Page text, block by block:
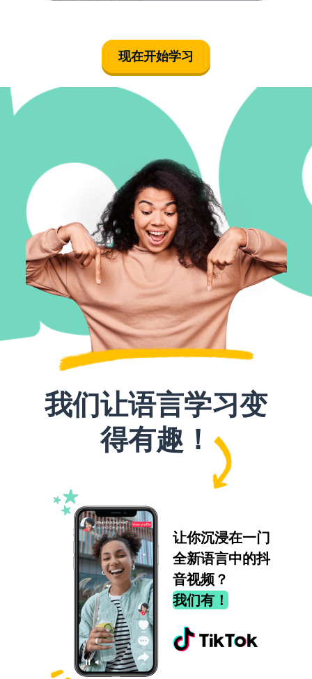
现在开始学习
我们让语言学习变
得有趣！
让你沉浸在一门
全新语言中的抖
音视频？
我们有！